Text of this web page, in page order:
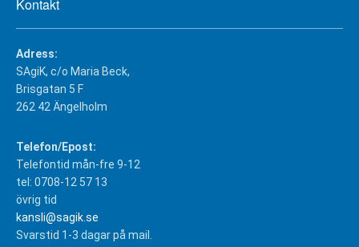
Kontakt
Adress:
SAgiK, c/o Maria Beck,
Brisgatan 5 F
262 42 Ängelholm
Telefon/Epost:
Telefontid mån-fre 9-12
tel: 0708-12 57 13
övrig tid
kansli@sagik.se
Svarstid 1-3 dagar på mail.